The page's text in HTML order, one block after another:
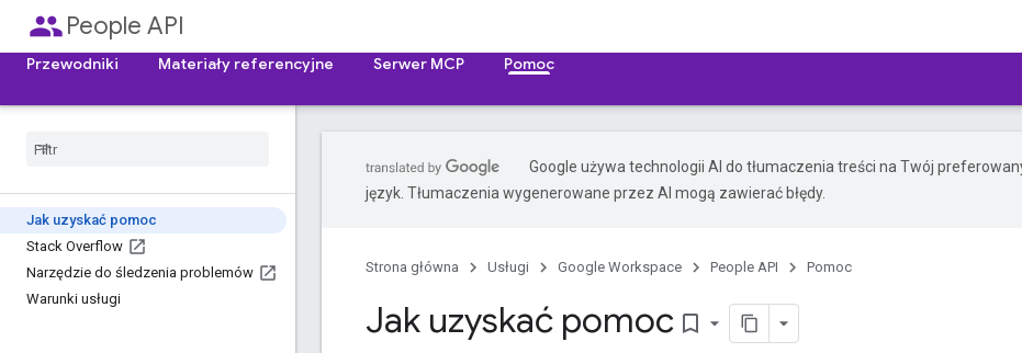
peoplePeople API
Przewodniki
Materiały referencyjne Serwer MCP Pomoc
Jak uzyskać pomoc
Stack Overflow
Narzędzie do śledzenia problemów
Warunki usługi
Google używa technologii AI do tłumaczenia treści na Twój
język. Tłumaczenia wygenerowane przez AI mogą zawierać błędy.
Strona główna Usługi Google Workspace People API Pomoc
Jak uzyskać pomoc bookmark_border